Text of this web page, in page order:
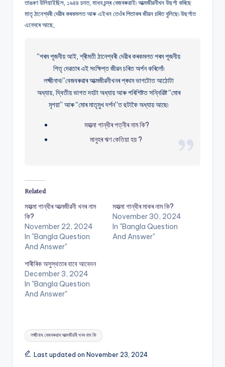
তাঙৰণ উলিয়াইছিল, ১৯৪৪ চনত, মাধব চন্দ্ৰ বেজবৰুৱাই৷ আত্মজীৱনীখন উছৰ্গা কৰিছে
মাতৃ ঠানেশ্বৰী দেৱীৰ কৰকমলত আৰু এইখন তেওঁৰ পিতাকৰ জীৱন চৰিত বুলিছে৷ উছৰ্গাত
এনেদৰে আছে,
“পৰম পূজনীয় আই, শ্ৰীমতী ঠানেশ্বৰী দেৱীৰ কৰকমলত পৰম পূজনীয়
পিতৃ দেৱতাৰ এই সংক্ষিপ্ত জীৱন চৰিত অৰ্পন কৰিলোঁ৷
লক্ষ্মীনাথ৷’’বেজবৰুৱাৰ আত্মজীৱনীখনৰ প্ৰথম ভাগটোত আঠোটা
অধ্যায়, দ্বিতীয় ভাগত দহটা অধ্যায় আৰু পৰিশিষ্টত সন্নিৱিষ্ট “মোৰ
মৃগয়া’’ আৰু “মোৰ মাতৃমুখ দৰ্শন’’ত ছটাকৈ অধ্যায় আছে৷
মহাত্মা গান্ধীৰ পত্নীৰ নাম কি?
মানুহৰ ঋণ কেতিয়া হয় ?
Related
মহাত্মা গান্ধীৰ আত্মজীৱনী খনৰ নাম
কি?
November 22, 2024
In "Bangla Question
And Answer"
মহাত্মা গান্ধীৰ মাকৰ নাম কি?
November 30, 2024
In "Bangla Question
And Answer"
শাৰীৰিক অসুস্থতাৰ বাবে আবেদন
December 3, 2024
In "Bangla Question
And Answer"
Tags:
লক্ষ্মীনাথ বেজবৰুৱাৰ আত্মজীৱনী খনৰ নাম কি
Last updated on November 23, 2024